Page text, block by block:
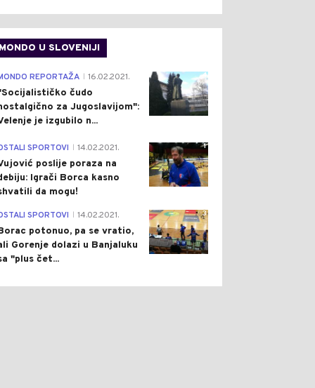
MONDO U SLOVENIJI
4
REPORTAŽA 16.02.2021.
čudo
za Jugoslavijom":
je izgubilo n...
1
SPORTOVI 14.02.2021.
poslije poraza na
Igrači Borca kasno
da mogu!
3
SPORTOVI 14.02.2021.
potonuo, pa se vratio,
Gorenje dolazi u Banjaluku
"plus čet...